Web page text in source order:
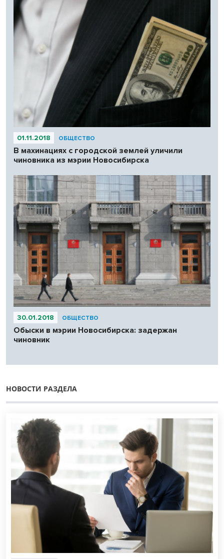
01.11.2018 ОБЩЕСТВО
В махинациях с городской землей уличили
чиновника из мэрии Новосибирска
30.01.2018 ОБЩЕСТВО
Обыски в мэрии Новосибирска: задержан
чиновник
НОВОСТИ РАЗДЕЛА